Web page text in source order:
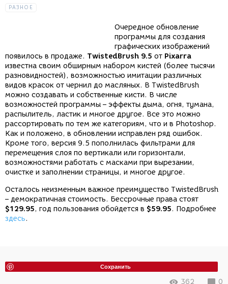
РАЗНОЕ
Очередное обновление
программы для создания
графических изображений
появилось в продаже. TwistedBrush 9.5 от Pixarra
известна своим обширным набором кистей (более тысячи
разновидностей), возможностью имитации различных
видов красок от чернил до масляных. В TwistedBrush
можно создавать и собственные кисти. В числе
возможностей программы – эффекты дыма, огня, тумана,
распылитель, ластик и многое другое. Все это можно
рассортировать по тем же категориям, что и в Photoshop.
Как и положено, в обновлении исправлен ряд ошибок.
Кроме того, версия 9.5 пополнилась фильтрами для
перемещения слоя по вертикали или горизонтали,
возможностями работать с масками при вырезании,
очистке и заполнении страницы, и многое другое.
Осталось неизменным важное преимущество TwistedBrush
– демократичная стоимость. Бессрочные права стоят
$129.95, год пользования обойдется в $59.95. Подробнее
здесь.
Сохранить
362 0